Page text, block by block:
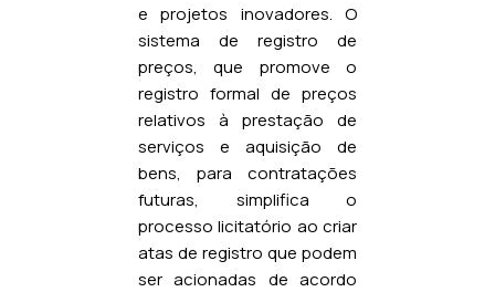
e projetos inovadores. O
sistema de registro de
preços, que promove o
registro formal de preços
relativos à prestação de
serviços e aquisição de
bens, para contratações
futuras, simplifica o
processo licitatório ao criar
atas de registro que podem
ser acionadas de acordo